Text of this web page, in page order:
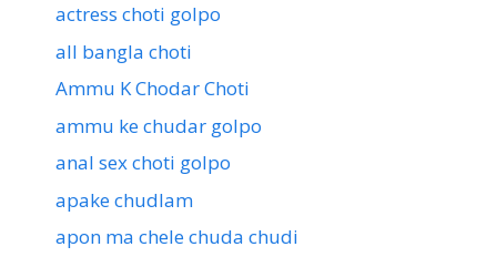
actress choti golpo
all bangla choti
Ammu K Chodar Choti
ammu ke chudar golpo
anal sex choti golpo
apake chudlam
apon ma chele chuda chudi